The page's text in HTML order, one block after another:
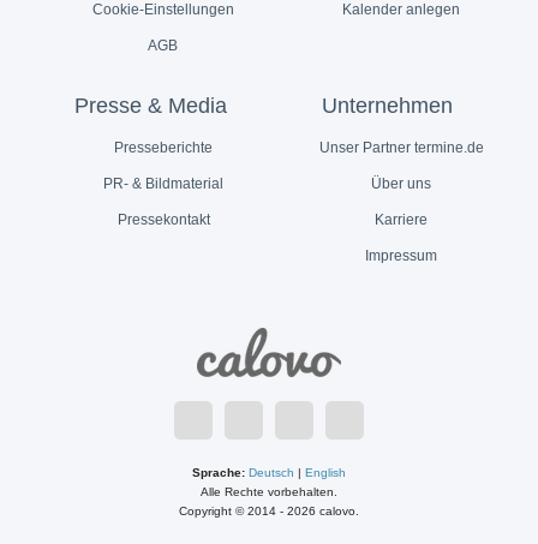
Cookie-Einstellungen
AGB
Kalender anlegen
Presse & Media
Presseberichte
PR- & Bildmaterial
Pressekontakt
Unternehmen
Unser Partner termine.de
Über uns
Karriere
Impressum
Sprache: Deutsch | English
Alle Rechte vorbehalten.
Copyright © 2014 - 2026 calovo.